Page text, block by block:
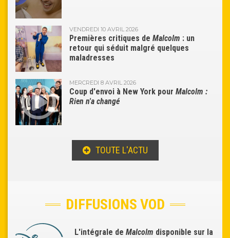
VENDREDI 10 AVRIL 2026
Premières critiques de Malcolm : un
retour qui séduit malgré quelques
maladresses
MERCREDI 8 AVRIL 2026
Coup d'envoi à New York pour Malcolm :
Rien n'a changé
TOUTE L'ACTU
DIFFUSIONS VOD
L'intégrale de Malcolm disponible sur la